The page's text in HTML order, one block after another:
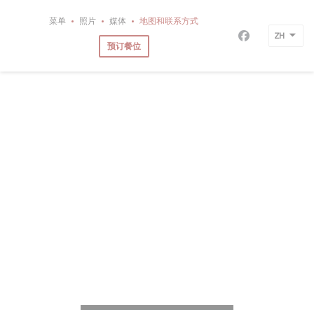
菜单 照片 媒体 地图和联系方式
预订餐位 Facebook ((
ZH